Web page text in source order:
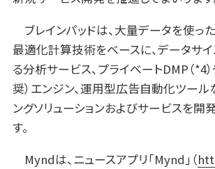
ブレインパッドは、大量データを使っ
最適化計算技術をベースに、データサイ
る分析サービス、プライベートDMP（*4
奨）エンジン、運用型広告自動化ツール
ングソリューションおよびサービスを開
す。
Myndは、ニュースアプリ「Mynd」（